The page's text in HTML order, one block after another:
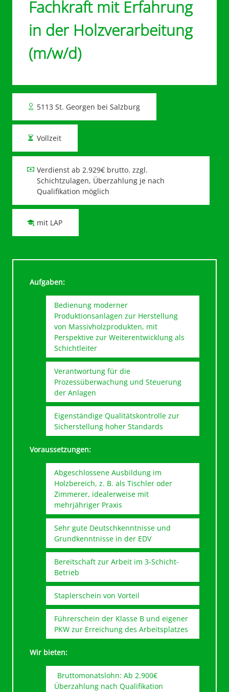
Fachkraft mit Erfahrung
in der Holzverarbeitung
(m/w/d)
5113 St. Georgen bei Salzburg
Vollzeit
Verdienst ab 2.929€ brutto. zzgl.
Schichtzulagen, Überzahlung je nach
Qualifikation möglich
mit LAP
Aufgaben:
Bedienung moderner
Produktionsanlagen zur Herstellung
von Massivholzprodukten, mit
Perspektive zur Weiterentwicklung als
Schichtleiter
Verantwortung für die
Prozessüberwachung und Steuerung
der Anlagen
Eigenständige Qualitätskontrolle zur
Sicherstellung hoher Standards
Voraussetzungen:
Abgeschlossene Ausbildung im
Holzbereich, z. B. als Tischler oder
Zimmerer, idealerweise mit
mehrjähriger Praxis
Sehr gute Deutschkenntnisse und
Grundkenntnisse in der EDV
Bereitschaft zur Arbeit im 3-Schicht-
Betrieb
Staplerschein von Vorteil
Führerschein der Klasse B und eigener
PKW zur Erreichung des Arbeitsplatzes
Wir bieten:
Bruttomonatslohn: Ab 2.900€
Überzahlung nach Qualifikation